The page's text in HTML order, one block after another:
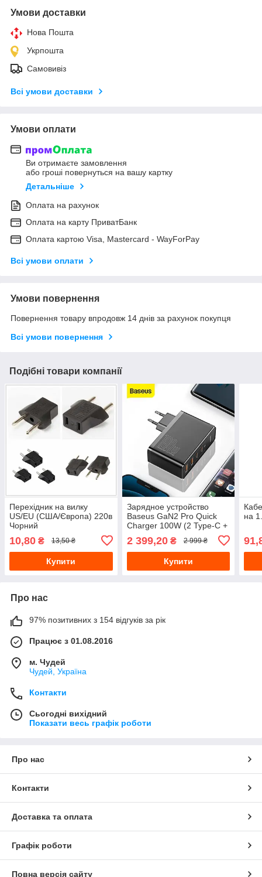
Умови доставки
Нова Пошта
Укрпошта
Самовивіз
Всі умови доставки
Умови оплати
Ви отримаєте замовлення
або гроші повернуться на вашу картку
Детальніше
Оплата на рахунок
Оплата на карту ПриватБанк
Оплата картою Visa, Mastercard - WayForPay
Всі умови оплати
Умови повернення
Повернення товару впродовж 14 днів за рахунок покупця
Всі умови повернення
Подібні товари компанії
Перехідник на вилку
US/EU (США/Європа) 220в
Чорний
10,80 ₴ 13,50 ₴
Купити
Зарядное устройство
Baseus GaN2 Pro Quick
Charger 100W (2 Type-C +
(CCGAN2P-L01)
2 399,20₴ 2 999 ₴
Купити
на
Про нас
97% позитивних з 154 відгуків за рік
Працює з 01.08.2016
м. Чудей
Чудей, Україна
Контакти
Сьогодні вихідний
Показати весь графік роботи
Про нас
Контакти
Доставка та оплата
Графік роботи
Повна версія сайту